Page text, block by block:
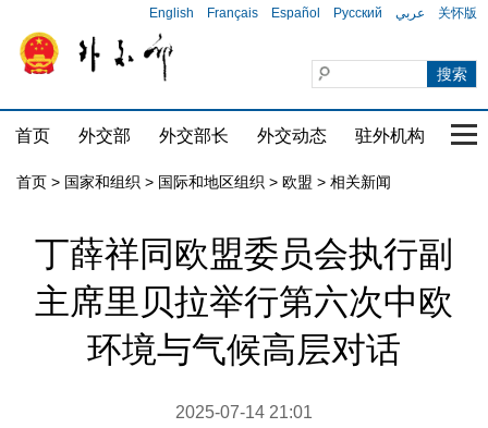
English Français Español Русский عربي 关怀版
首页 外交部 外交部长 外交动态 驻外机构 国
首页 > 国家和组织 > 国际和地区组织 > 欧盟 > 相关新闻
丁薛祥同欧盟委员会执行副
主席里贝拉举行第六次中欧
环境与气候高层对话
2025-07-14 21:01